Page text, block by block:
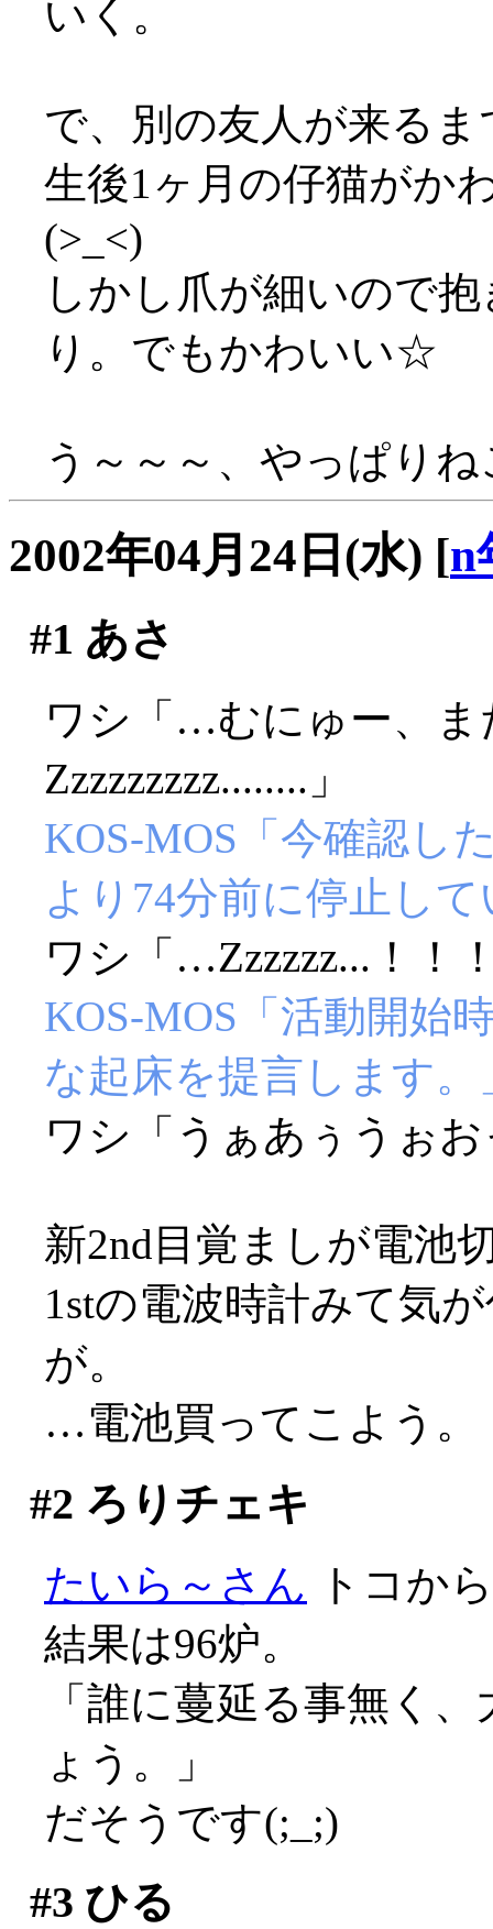
いく。
で、別の友人が来る
生後1ヶ月の仔猫がか
(>_<)
しかし爪が細いので
り。でもかわいい☆
う～～～、やっぱり
2002年04月24日(水) [n
#1 あさ
ワシ「…むにゅー、
Zzzzzzzzz........」
KOS-MOS「今確認し
より74分前に停止し
ワシ「…Zzzzzz...！！
KOS-MOS「活動開始
な起床を提言します。
ワシ「うぁあぅうぉ
新2nd目覚ましが電池
1stの電波時計みて気
が。
…電池買ってこよう。
#2 ろりチェキ
たいら～さん トコか
結果は96炉。
「誰に蔓延る事無く
ょう。」
だそうです(;_;)
#3 ひる